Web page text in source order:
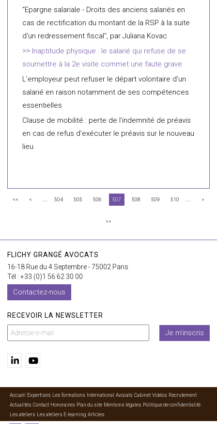
"Epargne salariale - Droits des anciens salariés en
cas de rectification du montant de la RSP à la suite
d'un redressement fiscal", par Juliana Kovac
Inaptitude physique : le salarié qui refuse de se
soumettre à la 2e visite commet une faute grave
L’employeur peut refuser le départ volontaire d’un
salarié en raison notamment de ses compétences
essentielles
Clause de mobilité : perte de l’indemnité de préavis
en cas de refus d’exécuter le préavis sur le nouveau
lieu
<< < ... 504 505 506 507 508 509 510 ... >
>>
FLICHY GRANGÉ AVOCATS
16-18 Rue du 4 Septembre - 75002 Paris
Tél : +33 (0)1 56 62 30 00
Contactez-nous
RECEVOIR LA NEWSLETTER
Je m'inscris
Accueil Expertises Les formations International Avocats Cabinet Vidéos Recrutement
Actualités Contact Honoraires Plan du site Mentions légales Politique de confidentialité
Les ateliers
Les ateliers E-learning Articles